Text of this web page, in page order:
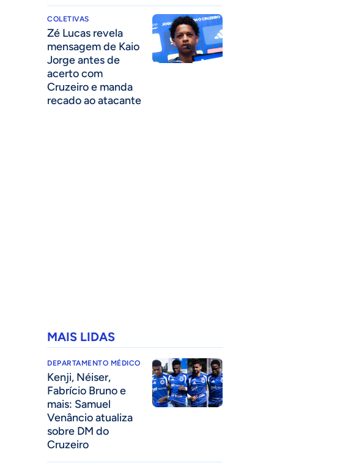
COLETIVAS
Zé Lucas revela
mensagem de Kaio
Jorge antes de
acerto com
Cruzeiro e manda
recado ao atacante
MAIS LIDAS
DEPARTAMENTO MÉDICO
Kenji, Néiser,
Fabrício Bruno e
mais: Samuel
Venâncio atualiza
sobre DM do
Cruzeiro